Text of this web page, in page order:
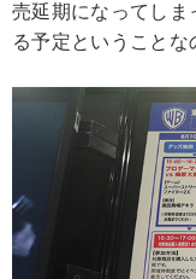
売延期になってしま
る予定ということな